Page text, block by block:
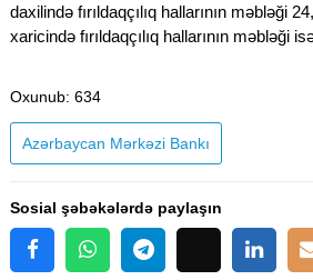
daxilində fırıldaqçılıq hallarının məbləği
xaricində fırıldaqçılıq hallarının məbləği
Oxunub: 634
Azərbaycan Mərkəzi Bankı
Sosial şəbəkələrdə paylaşın